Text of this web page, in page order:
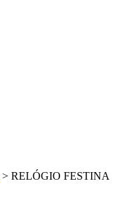
> RELÓGIO FESTINA